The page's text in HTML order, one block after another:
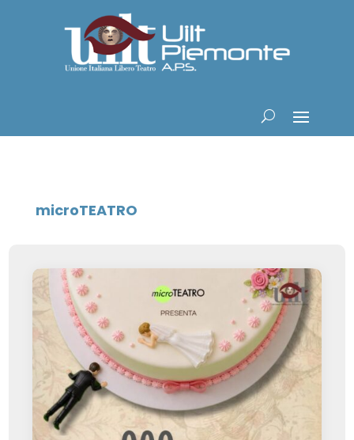
microTEATRO